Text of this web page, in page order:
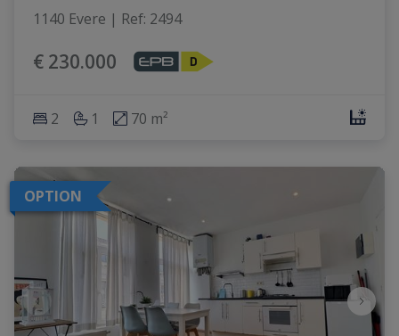
1140 Evere | Ref: 2494
€ 230.000
2 1 70 m²
OPTION